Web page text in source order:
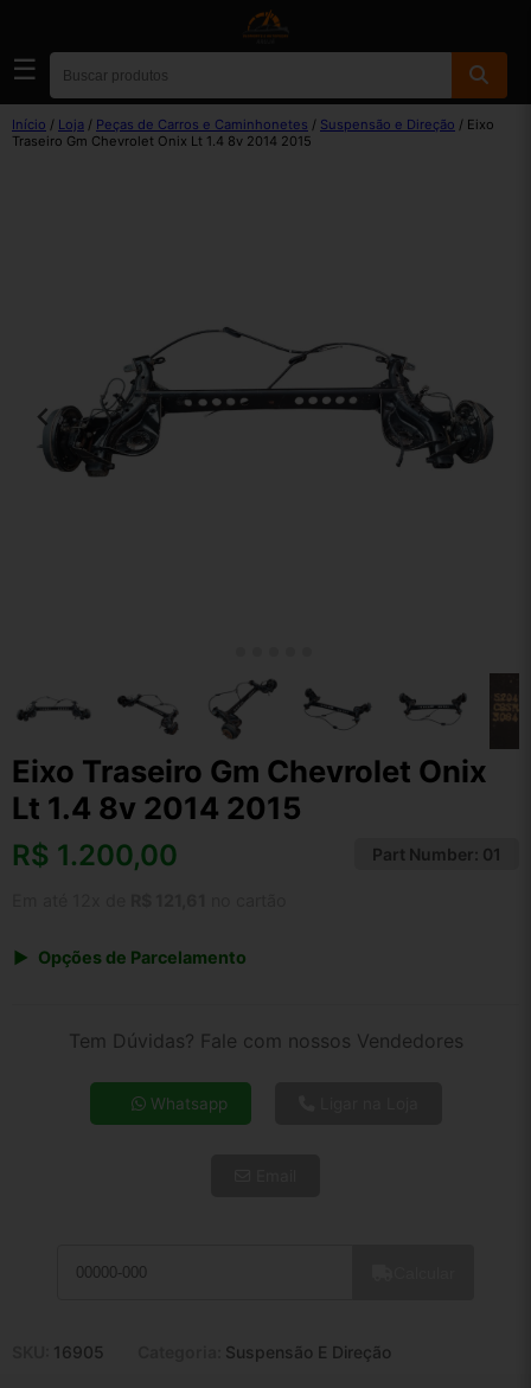
☰
Início / Loja / Peças de Carros e Caminhonetes / Suspensão e Direção / Eixo
Traseiro Gm Chevrolet Onix Lt 1.4 8v 2014 2015
Eixo Traseiro Gm Chevrolet Onix
Lt 1.4 8v 2014 2015
R$ 1.200,00 Part Number: 01
Opções de Parcelamento
2x de R$ 645,84
4x de R$ 332,58
5x de R$ 269,54
10x de R$ 142,38
Tem Dúvidas? Fale com nossos Vendedores
Whatsapp
16905 Suspensão E Direção